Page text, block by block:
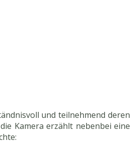
und teilnehmend deren
Kamera erzählt nebenbei eine